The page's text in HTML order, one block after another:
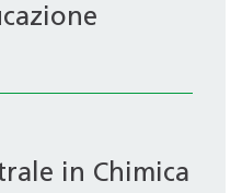
in Chimica